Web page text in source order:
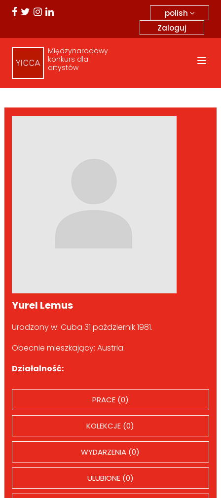
polish
Zaloguj
Międzynarodowy
konkurs dla
artystów
Yurel Lemus
Urodzony w: Cuba 31 październik 1981.
Obecnie mieszkający: Austria.
Działalność:
PRACE (0)
KOLEKCJE (0)
WYDARZENIA (0)
ULUBIONE (0)